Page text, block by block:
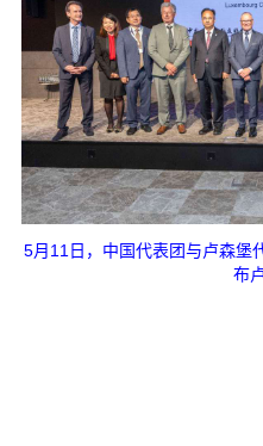
5月11日，中国代表团与卢森堡
布